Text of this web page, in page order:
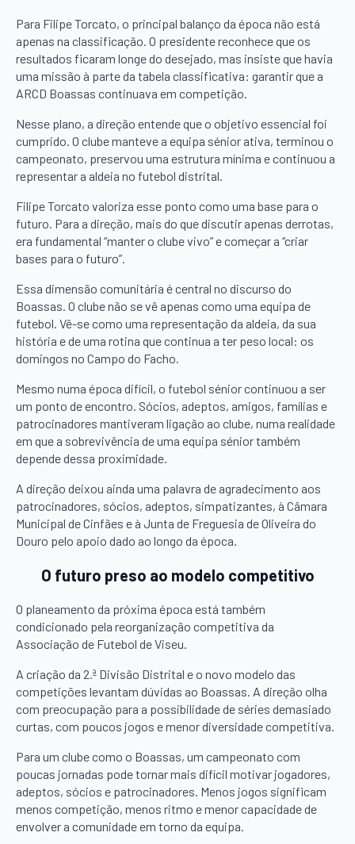
Para Filipe Torcato, o principal balanço da época não está
apenas na classificação. O presidente reconhece que os
resultados ficaram longe do desejado, mas insiste que havia
uma missão à parte da tabela classificativa: garantir que a
ARCD Boassas continuava em competição.
Nesse plano, a direção entende que o objetivo essencial foi
cumprido. O clube manteve a equipa sénior ativa, terminou o
campeonato, preservou uma estrutura mínima e continuou a
representar a aldeia no futebol distrital.
Filipe Torcato valoriza esse ponto como uma base para o
futuro. Para a direção, mais do que discutir apenas derrotas,
era fundamental “manter o clube vivo” e começar a “criar
bases para o futuro”.
Essa dimensão comunitária é central no discurso do
Boassas. O clube não se vê apenas como uma equipa de
futebol. Vê-se como uma representação da aldeia, da sua
história e de uma rotina que continua a ter peso local: os
domingos no Campo do Facho.
Mesmo numa época difícil, o futebol sénior continuou a ser
um ponto de encontro. Sócios, adeptos, amigos, famílias e
patrocinadores mantiveram ligação ao clube, numa realidade
em que a sobrevivência de uma equipa sénior também
depende dessa proximidade.
A direção deixou ainda uma palavra de agradecimento aos
patrocinadores, sócios, adeptos, simpatizantes, à Câmara
Municipal de Cinfães e à Junta de Freguesia de Oliveira do
Douro pelo apoio dado ao longo da época.
O futuro preso ao modelo competitivo
O planeamento da próxima época está também
condicionado pela reorganização competitiva da
Associação de Futebol de Viseu.
A criação da 2.ª Divisão Distrital e o novo modelo das
competições levantam dúvidas ao Boassas. A direção olha
com preocupação para a possibilidade de séries demasiado
curtas, com poucos jogos e menor diversidade competitiva.
Para um clube como o Boassas, um campeonato com
poucas jornadas pode tornar mais difícil motivar jogadores,
adeptos, sócios e patrocinadores. Menos jogos significam
menos competição, menos ritmo e menor capacidade de
envolver a comunidade em torno da equipa.